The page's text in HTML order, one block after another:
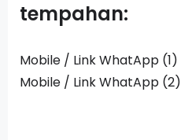
tempahan:
Mobile / Link WhatApp (1)
Mobile / Link WhatApp (2)